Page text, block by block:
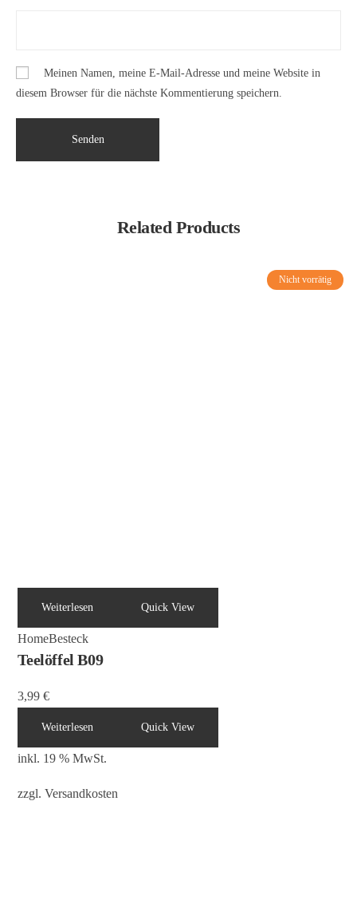
Meinen Namen, meine E-Mail-Adresse und meine Website in
diesem Browser für die nächste Kommentierung speichern.
Related Products
Nicht vorrätig
Weiterlesen Quick View
HomeBesteck
Teelöffel B09
3,99€
Weiterlesen Quick View
inkl. 19 % MwSt.
zzgl.Versandkosten